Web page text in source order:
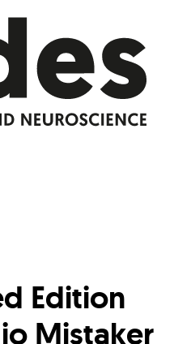
Edition
Mistaker